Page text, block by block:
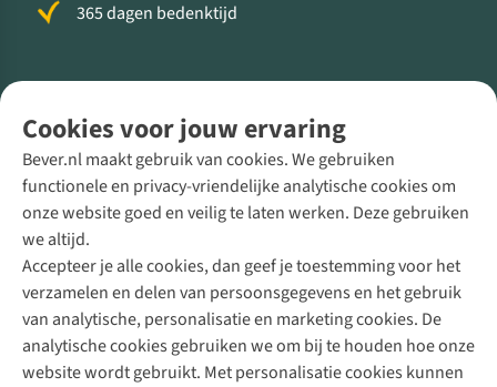
Cookies voor jouw ervaring
Bever.nl maakt gebruik van cookies. We gebruiken
functionele en privacy-vriendelijke analytische cookies om
onze website goed en veilig te laten werken. Deze gebruiken
we altijd.
Accepteer je alle cookies, dan geef je toestemming voor het
verzamelen en delen van persoonsgegevens en het gebruik
van analytische, personalisatie en marketing cookies. De
analytische cookies gebruiken we om bij te houden hoe onze
website wordt gebruikt. Met personalisatie cookies kunnen
365 dagen bedenktijd
Direct advies van een Buitenexpert
+31 (0)85 888 50 88
+31 6 12 28 49 80
Contactformulier